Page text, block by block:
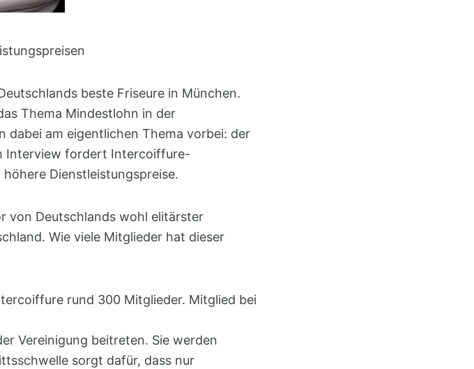
beste Friseure in München.
Thema Mindestlohn in der
dabei am eigentlichen Thema vorbei: der
Interview fordert Intercoiffure-
Dienstleistungspreise.
von Deutschlands wohl elitärster
Wie viele Mitglieder hat dieser
rund 300 Mitglieder. Mitglied bei
Vereinigung beitreten. Sie werden
sorgt dafür, dass nur